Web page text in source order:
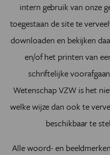
intern gebruik van onze
toegestaan de site te
downloaden en bekijken
en/of het printen van
schriftelijke
Wetenschap VZW is het
welke wijze dan ook te
beschikbaar te
Alle woord- en